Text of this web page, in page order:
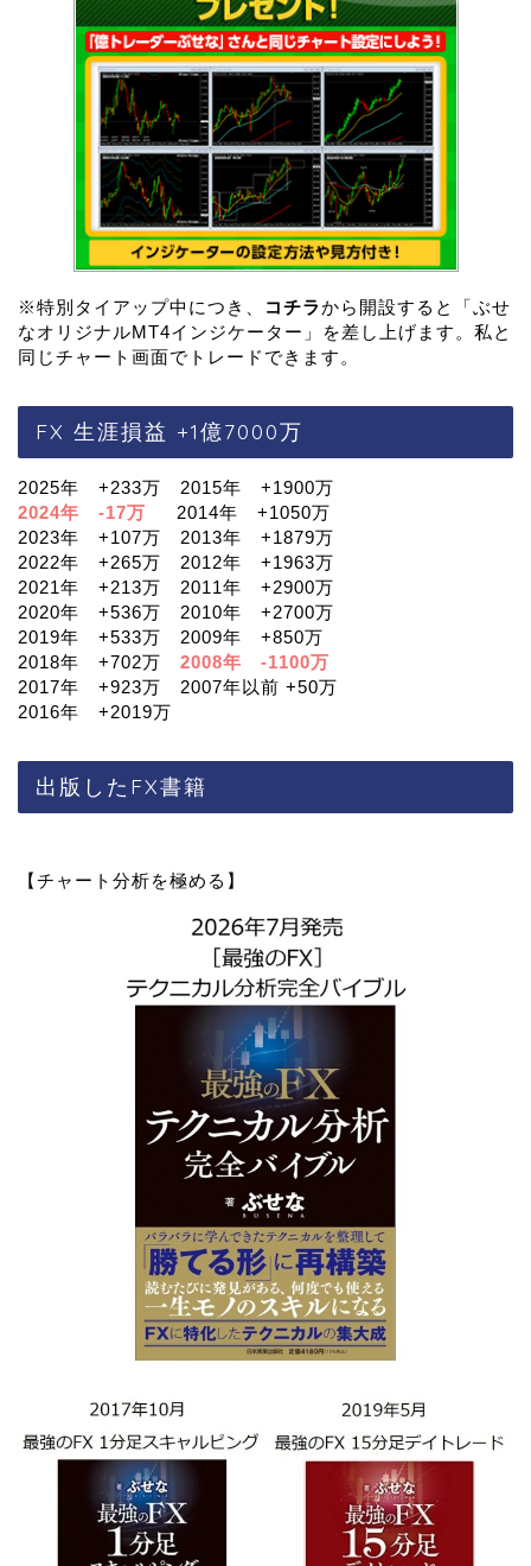
※特別タイアップ中につき、 コチラから開設すると「ぶせ
なオリジナルMT4インジケーター」を差し上げます。私と
同じチャート画面でトレードできます。
FX 生涯損益 +1億7000万
2025年 +233万 2015年 +1900万
2024年 -17万
2014年 +1050万
2023年 +107万 2013年 +1879万
2022年 +265万 2012年 +1963万
2021年 +213万 2011年 +2900万
2020年 +536万 2010年 +2700万
2019年 +533万 2009年 +850万
2018年 +702万 2008年 -1100万
2017年 +923万 2007年以前 +50万
2016年 +2019万
出版したFX書籍
【チャート分析を極める】